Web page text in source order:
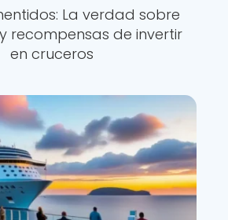
La verdad sobre
recompensas de invertir
en cruceros